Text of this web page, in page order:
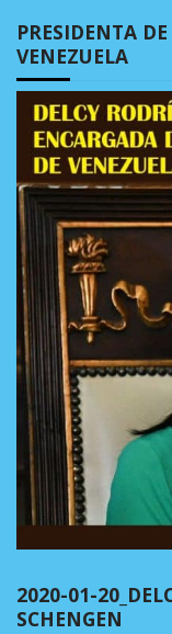
PRESIDENTA
VENEZUELA
2020-01-
SCHENGEN